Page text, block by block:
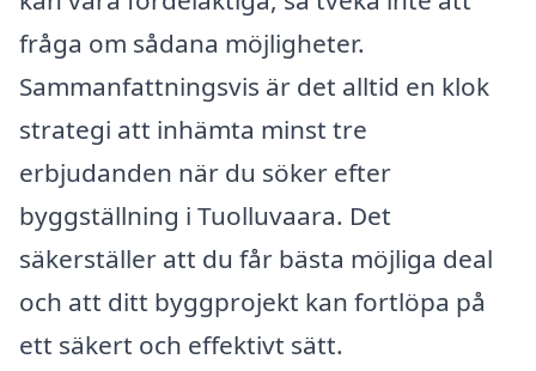
fråga om sådana möjligheter.
Sammanfattningsvis är det alltid en klok
strategi att inhämta minst tre
erbjudanden när du söker efter
byggställning i Tuolluvaara. Det
säkerställer att du får bästa möjliga deal
och att ditt byggprojekt kan fortlöpa på
ett säkert och effektivt sätt.